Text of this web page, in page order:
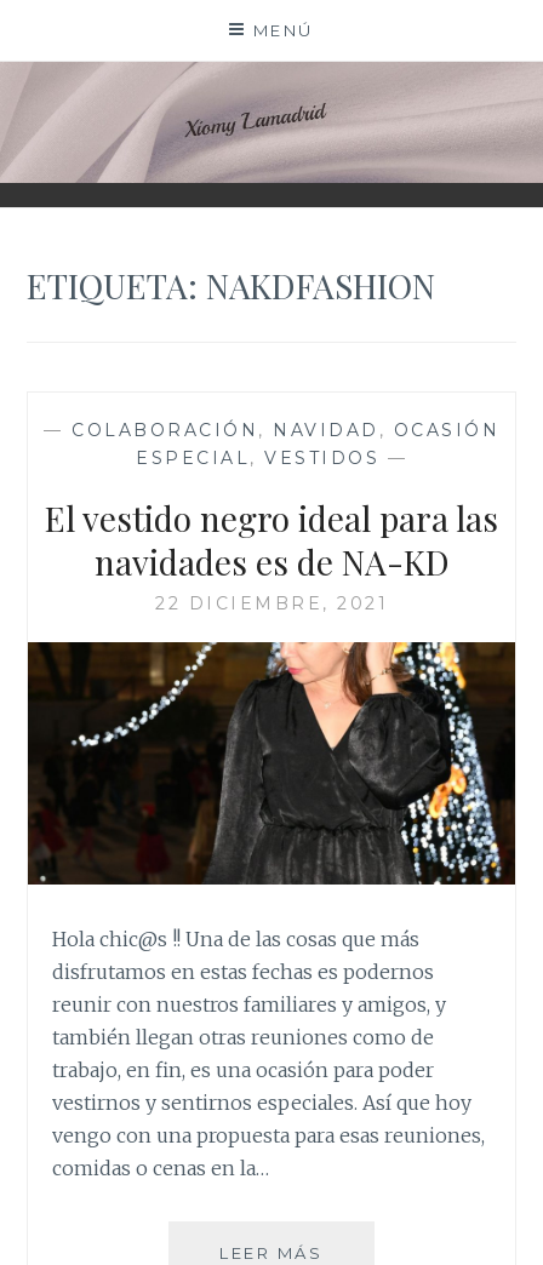
contenido
MENÚ
XIOMY LAMADRID
ETIQUETA: NAKDFASHION
— COLABORACIÓN , NAVIDAD , OCASIÓN
ESPECIAL, VESTIDOS —
El vestido negro ideal para las
navidades es de NA-KD
22 DICIEMBRE, 2021
Hola chic@s !! Una de las cosas que más
disfrutamos en estas fechas es podernos
reunir con nuestros familiares y amigos, y
también llegan otras reuniones como de
trabajo, en fin, es una ocasión para poder
vestirnos y sentirnos especiales. Así que hoy
vengo con una propuesta para esas reuniones,
comidas o cenas en la…
LEER MÁS